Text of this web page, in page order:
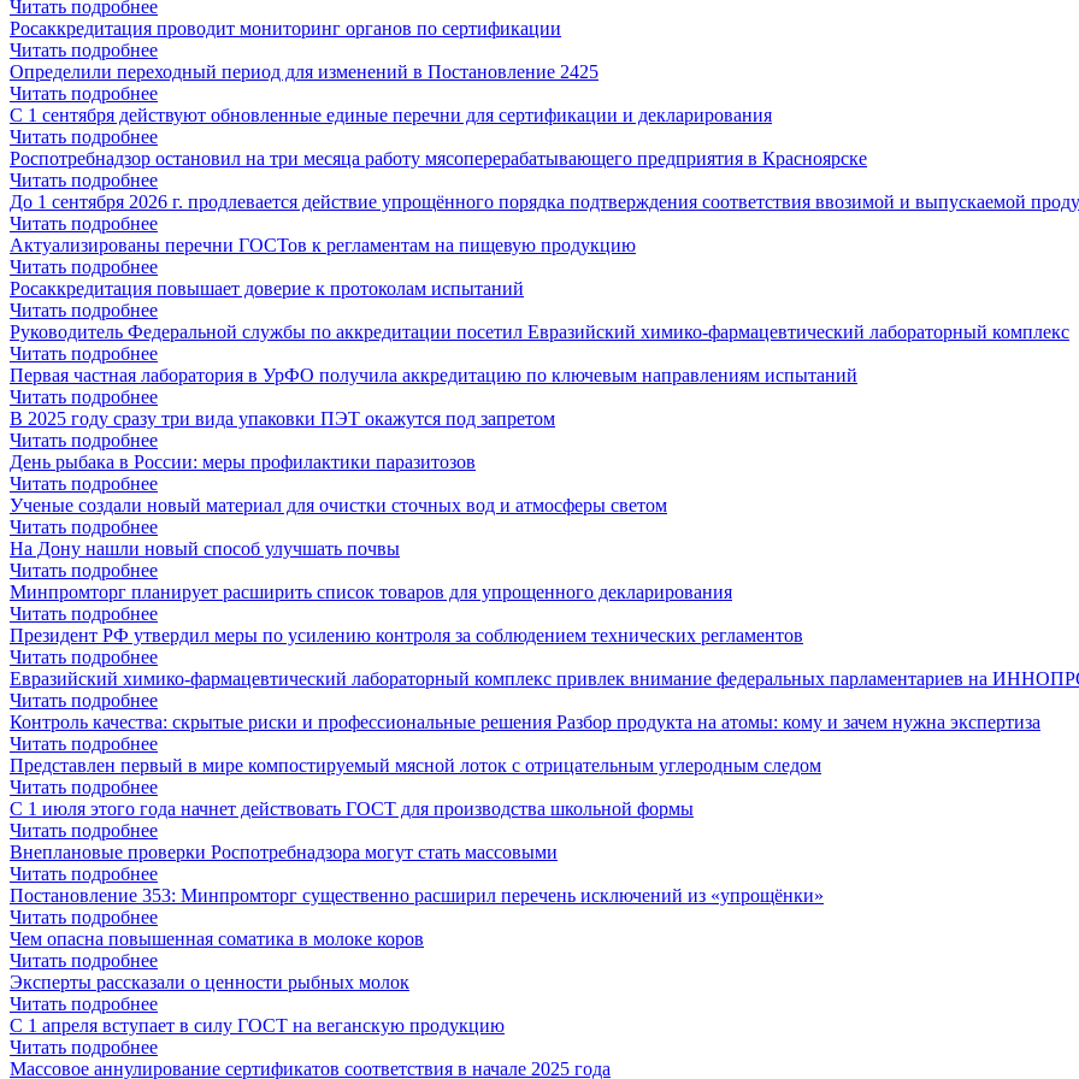
Читать подробнее
Росаккредитация проводит мониторинг органов по сертификации
Читать подробнее
Определили переходный период для изменений в Постановление 2425
Читать подробнее
С 1 сентября действуют обновленные единые перечни для сертификации и декларирования
Читать подробнее
Роспотребнадзор остановил на три месяца работу мясоперерабатывающего предприятия в Красноярске
Читать подробнее
До 1 сентября 2026 г. продлевается действие упрощённого порядка подтверждения соответствия ввозимой и выпускаемой
Читать подробнее
Актуализированы перечни ГОСТов к регламентам на пищевую продукцию
Читать подробнее
Росаккредитация повышает доверие к протоколам испытаний
Читать подробнее
Руководитель Федеральной службы по аккредитации посетил Евразийский химико-фармацевтический лабораторный комплекс
Читать подробнее
Первая частная лаборатория в УрФО получила аккредитацию по ключевым направлениям испытаний
Читать подробнее
В 2025 году сразу три вида упаковки ПЭТ окажутся под запретом
Читать подробнее
День рыбака в России: меры профилактики паразитозов
Читать подробнее
Ученые создали новый материал для очистки сточных вод и атмосферы светом
Читать подробнее
На Дону нашли новый способ улучшать почвы
Читать подробнее
Минпромторг планирует расширить список товаров для упрощенного декларирования
Читать подробнее
Президент РФ утвердил меры по усилению контроля за соблюдением технических регламентов
Читать подробнее
Евразийский химико-фармацевтический лабораторный комплекс привлек внимание федеральных парламентариев на
Читать подробнее
Контроль качества: скрытые риски и профессиональные решения Разбор продукта на атомы: кому и зачем нужна экспертиза
Читать подробнее
Представлен первый в мире компостируемый мясной лоток с отрицательным углеродным следом
Читать подробнее
С 1 июля этого года начнет действовать ГОСТ для производства школьной формы
Читать подробнее
Внеплановые проверки Роспотребнадзора могут стать массовыми
Читать подробнее
Постановление 353: Минпромторг существенно расширил перечень исключений из «упрощёнки»
Читать подробнее
Чем опасна повышенная соматика в молоке коров
Читать подробнее
Эксперты рассказали о ценности рыбных молок
Читать подробнее
С 1 апреля вступает в силу ГОСТ на веганскую продукцию
Читать подробнее
Массовое аннулирование сертификатов соответствия в начале 2025 года